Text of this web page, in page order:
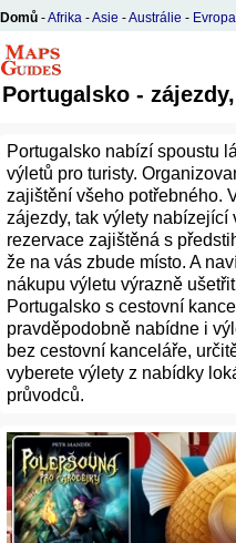
Domů -Afrika -Asie -Austrálie - Evropa
Portugalsko -
Portugalsko nabízí spoustu
výletů pro turisty.
zajištění všeho potřebného.
zájezdy, tak výlety nabízející
rezervace zajištěná s
že na vás zbude místo. A
nákupu výletu výrazně
Portugalsko s cestovní
pravděpodobně nabídne i
bez cestovní kanceláře,
vyberete výlety z nabídky
průvodců.